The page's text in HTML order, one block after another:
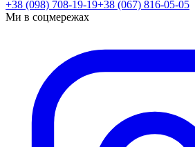
+38 (098) 708-19-19+38 (067) 816-05-05
Ми в соцмережах